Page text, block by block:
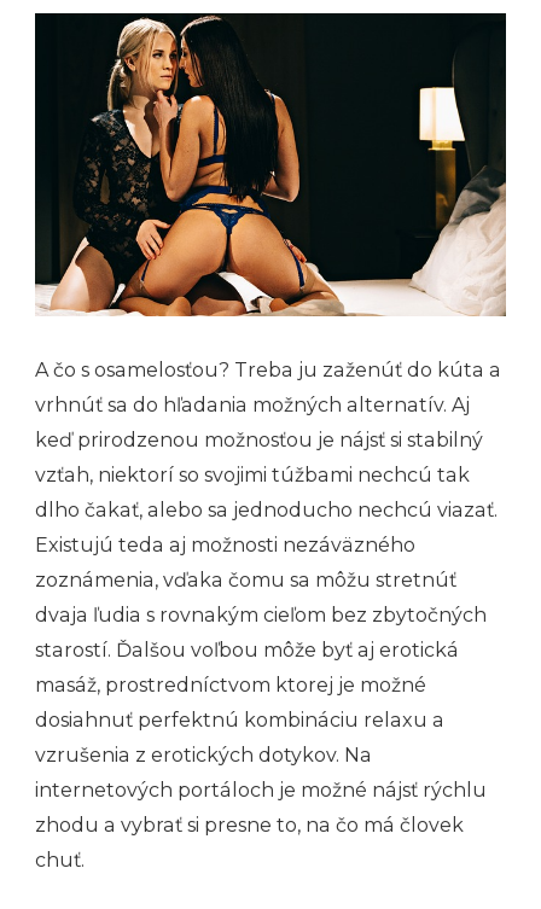
A čo s osamelosťou? Treba ju zaženúť do kúta a
vrhnúť sa do hľadania možných alternatív. Aj
keď prirodzenou možnosťou je nájsť si stabilný
vzťah, niektorí so svojimi túžbami nechcú tak
dlho čakať, alebo sa jednoducho nechcú viazať.
Existujú teda aj možnosti nezáväzného
zoznámenia, vďaka čomu sa môžu stretnúť
dvaja ľudia s rovnakým cieľom bez zbytočných
starostí. Ďalšou voľbou môže byť aj erotická
masáž, prostredníctvom ktorej je možné
dosiahnuť perfektnú kombináciu relaxu a
vzrušenia z erotických dotykov. Na
internetových portáloch je možné nájsť rýchlu
zhodu a vybrať si presne to, na čo má človek
chuť.